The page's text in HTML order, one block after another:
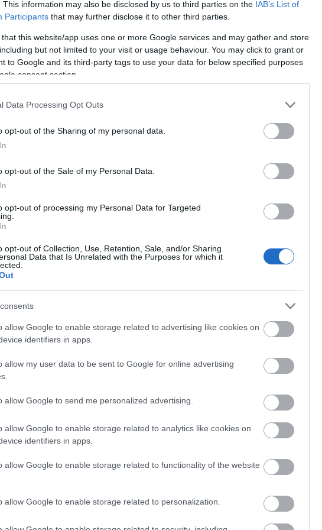
This information may also be disclosed by us to third parties on the IAB’s List of
Participants that may further disclose it to other third parties.
that this website/app uses one or more Google services and may gather and store
but not limited to your visit or usage behaviour. You may click to grant or
to Google and its third-party tags to use your data for below specified purposes
consent section.
Data Processing Opt Outs
opt-out of the Sharing of my personal data.
opt-out of the Sale of my Personal Data.
opt-out of processing my Personal Data for Targeted
opt-out of Collection, Use, Retention, Sale, and/or Sharing
Data that Is Unrelated with the Purposes for which it
allow Google to enable storage related to advertising like cookies on
identifiers in apps.
allow my user data to be sent to Google for online advertising
allow Google to send me personalized advertising.
allow Google to enable storage related to analytics like cookies on
identifiers in apps.
allow Google to enable storage related to functionality of the website
allow Google to enable storage related to personalization.
2024 augusztus
2024 május
2024 április
2024 március
2024 február
Tovább...
Egyéb
additív gyártás tíz legfontosabb szereplőjét. A
tovább »
FreeDee
nyomtatás tíz legfontosabb
elemzőcége, a globális 3D nyomtatás helyzetét
figyelő VoxelMatters 250 oldalas friss
(Composites AM Market 2024) azonosította a
Tetszik 0
csontszerű